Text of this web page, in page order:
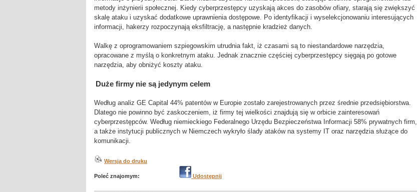
metody inżynierii społecznej. Kiedy cyberprzestępcy uzyskają akces do zasobów ofiary, starają się zwiększyć
skalę ataku i uzyskać dodatkowe uprawnienia dostępowe. Po identyfikacji i wyselekcjonowaniu interesujących
informacji, hakerzy rozpoczynają eksfiltrację, a następnie kradzież danych.
Walkę z oprogramowaniem szpiegowskim utrudnia fakt, iż czasami są to niestandardowe narzędzia,
opracowane z myślą o konkretnym ataku. Jednak znacznie częściej cyberprzestępcy sięgają po gotowe
narzędzia, aby obniżyć koszty ataku.
Duże firmy nie są jedynym celem
Według analiz GE Capital 44% patentów w Europie zostało zarejestrowanych przez średnie przedsiębiorstwa.
Dlatego nie powinno być zaskoczeniem, iż firmy tej wielkości znajdują się w orbicie zainteresowań
cyberprzestępców. Według niemieckiego Federalnego Urzędu Bezpieczeństwa Informacji 58% prywatnych firm,
a także instytucji publicznych w Niemczech wykryło ślady ataków na systemy IT oraz narzędzia służące do
komunikacji.
Wersja do druku
Poleć znajomym: Udostępnij